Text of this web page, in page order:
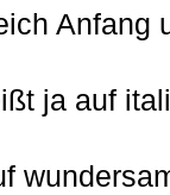
Anfang
ja auf